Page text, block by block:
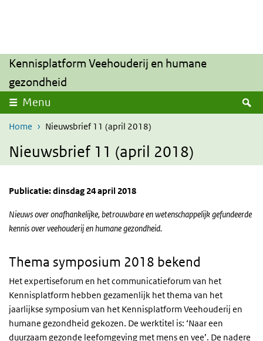
Kennisplatform Veehouderij en humane
gezondheid
Menu
Home Nieuwsbrief 11 (april 2018)
Nieuwsbrief 11 (april 2018)
Publicatie: dinsdag 24 april 2018
Nieuws over onafhankelijke, betrouwbare en wetenschappelijk gefundeerde
kennis over veehouderij en humane gezondheid.
Thema symposium 2018 bekend
Het expertiseforum en het communicatieforum van het
Kennisplatform hebben gezamenlijk het thema van het
jaarlijkse symposium van het Kennisplatform Veehouderij en
humane gezondheid gekozen. De werktitel is: ‘Naar een
duurzaam gezonde leefomgeving met mens en vee’. De nadere